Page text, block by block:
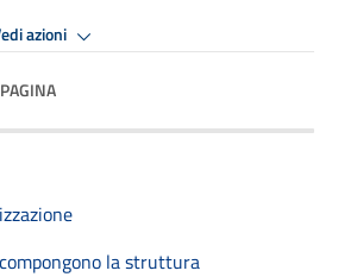
azioni
la struttura